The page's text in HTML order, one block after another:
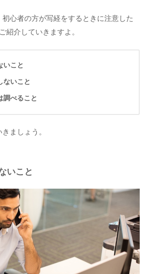
心者の方が写経をするときに注意した
紹介していきますよ。
いこと
ないこと
調べること
ましょう。
いこと